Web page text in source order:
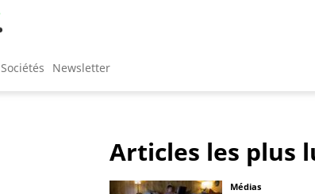
Sociétés Newsletter
Articles les plus
Médias